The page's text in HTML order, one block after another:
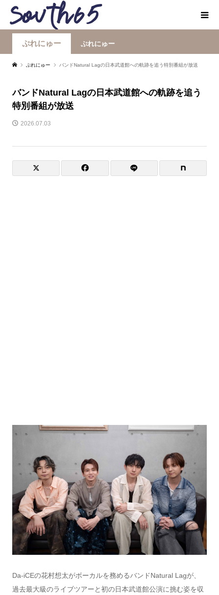
ぷれにゅー ぷれにゅー
ぷれにゅー バンドNatural Lagの日本武道館への軌跡を追う特別番組が放送
バンドNatural Lagの日本武道館への軌跡を追う
特別番組が放送
2026.07.03
Da-iCEの花村想太がボーカルを務めるバンドNatural Lagが、
過去最大級のライブツアーと初の日本武道館公演に挑む姿を収